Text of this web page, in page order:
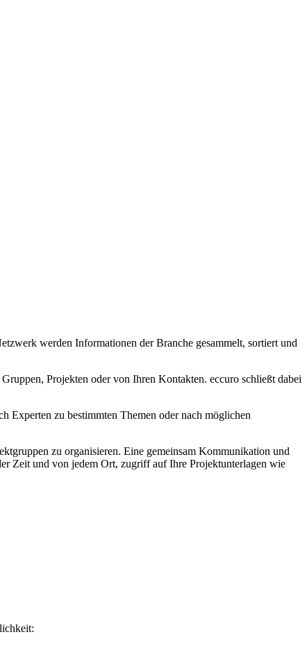
werden Informationen der Branche gesammelt, sortiert und
Projekten oder von Ihren Kontakten. eccuro schließt dabei
zu bestimmten Themen oder nach möglichen
zu organisieren. Eine gemeinsam Kommunikation und
Zeit und von jedem Ort, zugriff auf Ihre Projektunterlagen wie